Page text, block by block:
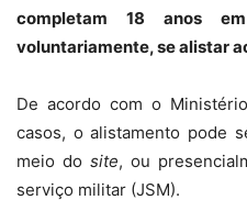
completam 18 anos
voluntariamente, se alistar
De acordo com o
casos, o alistamento pode
meio do site, ou
serviço militar (JSM).